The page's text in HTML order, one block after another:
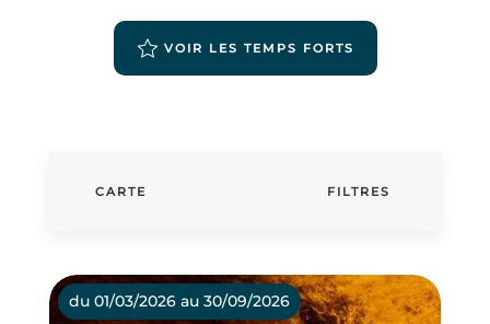
VOIR LES TEMPS FORTS
CARTE FILTRES
du 01/03/2026 au 30/09/2026